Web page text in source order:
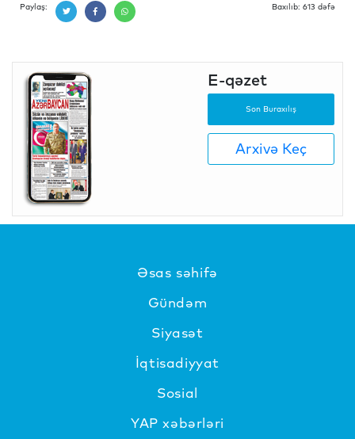
Paylaş: Baxılıb: 613 dəfə
E-qəzet
Son Buraxılış
Arxivə Keç
Əsas səhifə
Gündəm
Siyasət
İqtisadiyyat
Sosial
YAP xəbərləri